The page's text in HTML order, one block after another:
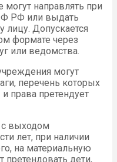
могут направлять при
РФ или выдать
лицу. Допускается
формате через
или ведомства.
могут
перечень которых
права претендует
выходом
лет, при наличии
на материальную
претендовать дети,